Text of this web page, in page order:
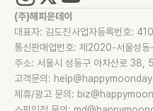
(주)해피문데이
대표자: 김도진사업자등록번호:
통신판매업번호: 제2020-서울성
주소: 서울시 성동구 아차산로 38,
고객문의:
제휴/광고 문의: